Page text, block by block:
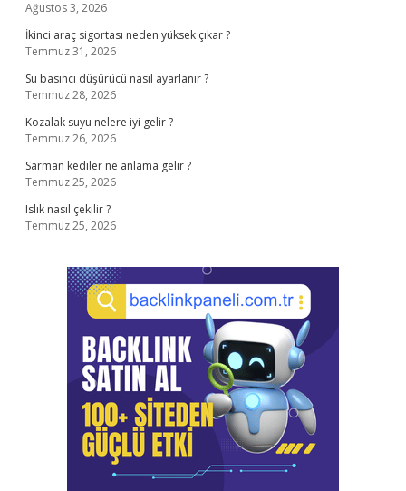
Ağustos 3, 2026
İkinci araç sigortası neden yüksek çıkar ?
Temmuz 31, 2026
Su basıncı düşürücü nasıl ayarlanır ?
Temmuz 28, 2026
Kozalak suyu nelere iyi gelir ?
Temmuz 26, 2026
Sarman kediler ne anlama gelir ?
Temmuz 25, 2026
Islık nasıl çekilir ?
Temmuz 25, 2026